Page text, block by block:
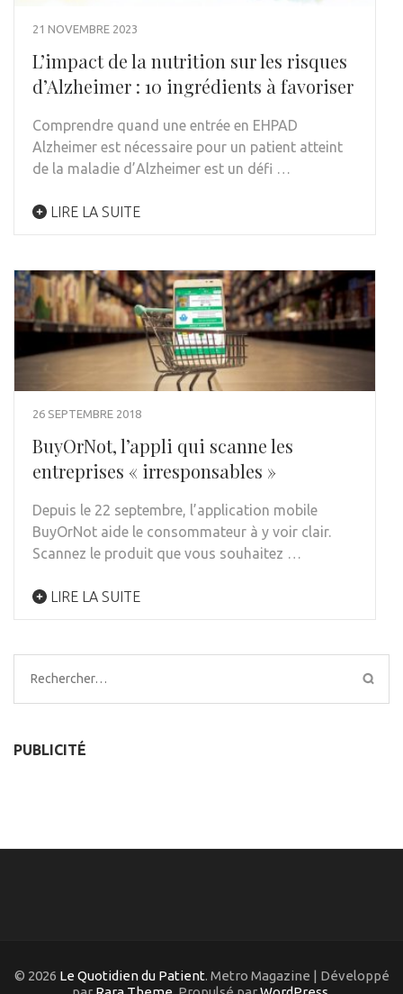
21 NOVEMBRE 2023
L’impact de la nutrition sur les risques
d’Alzheimer : 10 ingrédients à favoriser
Comprendre quand une entrée en EHPAD
Alzheimer est nécessaire pour un patient atteint
de la maladie d’Alzheimer est un défi …
LIRE LA SUITE
26 SEPTEMBRE 2018
BuyOrNot, l’appli qui scanne les
entreprises « irresponsables »
Depuis le 22 septembre, l’application mobile
BuyOrNot aide le consommateur à y voir clair.
Scannez le produit que vous souhaitez …
LIRE LA SUITE
Rechercher :
PUBLICITÉ
© 2026 Le Quotidien du Patient. Metro Magazine | Développé